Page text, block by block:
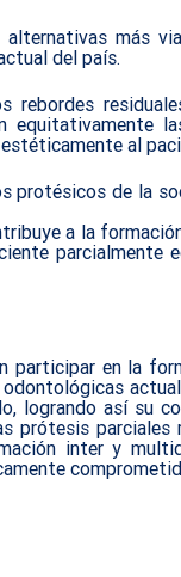
más
del país.
al
protésicos de la
a la
parcialmente
participar en la
logrando así su
parciales
inter y